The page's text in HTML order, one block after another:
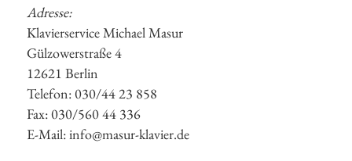
Adresse:
Klavierservice Michael Masur
Gülzowerstraße 4
12621 Berlin
Telefon: 030/44 23 858
Fax: 030/560 44 336
E-Mail: info@masur-klavier.de